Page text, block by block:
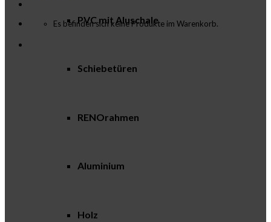
Es befinden sich keine Produkte im Warenkorb.
PVC mit Aluschale
Schiebetüren
RENOrahmen
Aluminium
Holz